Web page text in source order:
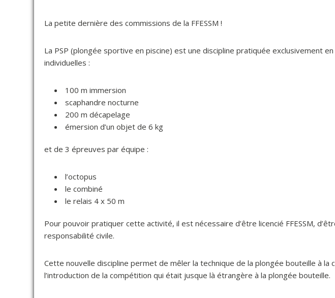
La petite dernière des commissions de la FFESSM !
La PSP (plongée sportive en piscine) est une discipline pratiquée exclusivement
individuelles :
100 m immersion
scaphandre nocturne
200 m décapelage
émersion d’un objet de 6 kg
et de 3 épreuves par équipe :
l’octopus
le combiné
le relais 4 x 50 m
Pour pouvoir pratiquer cette activité, il est nécessaire d’être licencié FFESSM,
responsabilité civile.
Cette nouvelle discipline permet de mêler la technique de la plongée bouteille à
l’introduction de la compétition qui était jusque là étrangère à la plongée bouteille.